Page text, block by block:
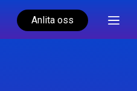
Anlita oss